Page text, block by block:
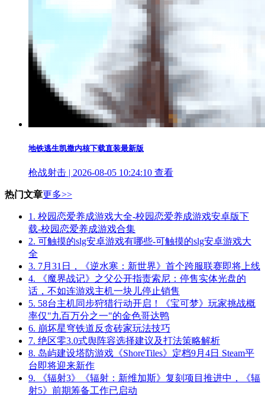
地铁逃生凯撒内核下载直装最新版
枪战射击 | 2026-08-05 10:24:10 查看
热门文章更多>>
1. 校园恋爱养成游戏大全-校园恋爱养成游戏安卓版下
载-校园恋爱养成游戏合集
2. 可触摸的slg安卓游戏有哪些-可触摸的slg安卓游戏大
全
3. 7月31日，《逆水寒：新世界》首个跨服联赛即将上线
4. 《魔界战记》之父公开指责索尼：停售实体光盘的
话，不如连游戏主机一块儿停止销售
5. 58台主机同步狩猎行动开启！《宝可梦》玩家挑战概
率仅"九百万分之一"的金色哥达鸭
6. 崩坏星穹铁道反贪砖家玩法技巧
7. 绝区零3.0式舆阵容选择建议及打法策略解析
8. 岛屿建设塔防游戏《ShoreTiles》定档9月4日 Steam平
台即将迎来新作
9. 《辐射3》《辐射：新维加斯》复刻项目推进中，《辐
射5》前期筹备工作已启动